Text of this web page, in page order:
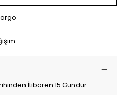
İtibaren 15 Gündür.